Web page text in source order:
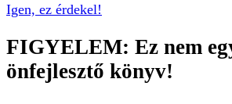
Igen, ez érdekel!
FIGYELEM: Ez nem
önfejlesztő könyv!